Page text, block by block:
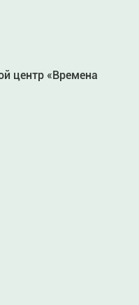
центр «Времена